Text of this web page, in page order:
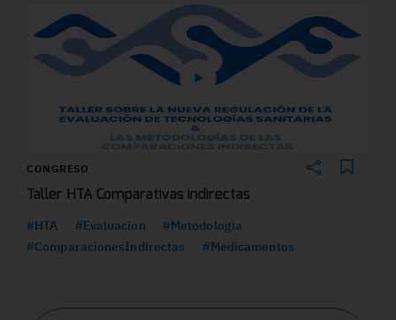
CONGRESO
Taller HTA Comparativas indirectas
#HTA #Evaluacion
#Metodologia
#ComparacionesIndirectas
#Medicamentos